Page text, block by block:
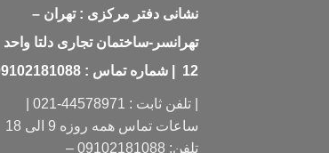
نشانی دفتر مرکزی : تهران –
تهرانسر-ساختمان تجاری دلتا واحد
12 | شماره تماس : 09102181088
ساعات تماس همه روزه 9 الی 18
تلفن: 09102181088 –